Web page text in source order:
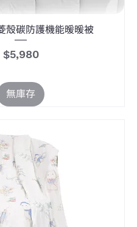
殼碳防護機能暖暖被
價格
$5,980
無庫存